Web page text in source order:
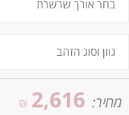
מחיר: 2,616
₪